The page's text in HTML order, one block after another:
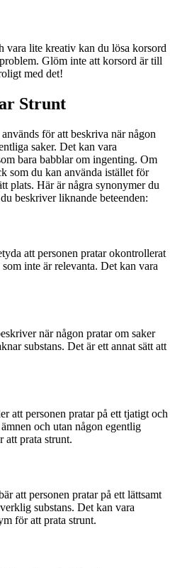
vara lite kreativ kan du lösa korsord
Glöm inte att korsord är till
med det!
Strunt
för att beskriva när någon
saker. Det kan vara
bara babblar om ingenting. Om
som du kan använda istället för
plats. Här är några synonymer du
beskriver liknande beteenden:
att personen pratar okontrollerat
inte är relevanta. Det kan vara
när någon pratar om saker
substans. Det är ett annat sätt att
att personen pratar på ett tjatigt och
och utan någon egentlig
att prata strunt.
att personen pratar på ett lättsamt
substans. Det kan vara
för att prata strunt.